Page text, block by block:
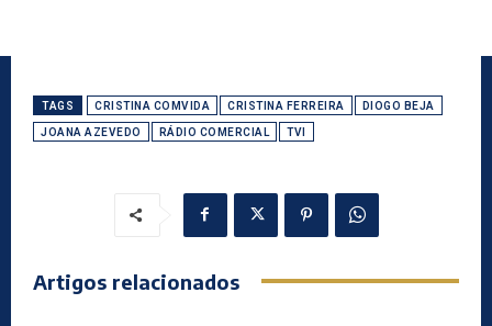
TAGS CRISTINA COMVIDA CRISTINA FERREIRA DIOGO BEJA
JOANA AZEVEDO RÁDIO COMERCIAL TVI
Artigos relacionados